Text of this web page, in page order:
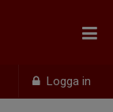
Logga in